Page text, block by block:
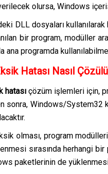
olursa, Windows
DLL dosyaları
bir program, modüller
ana programda
Hatası Nasıl
hatası çözüm işlemleri için,
sonra, Windows/System32
olması, program
sırasında herhangi
paketlerinin de